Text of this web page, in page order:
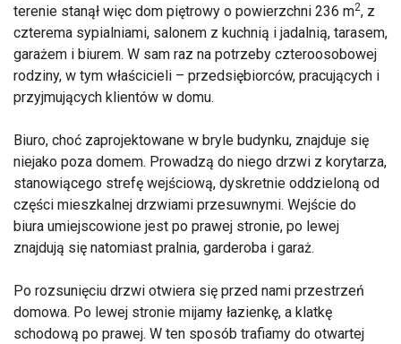
terenie stanął więc dom piętrowy o powierzchni 236 m2, z
czterema sypialniami, salonem z kuchnią i jadalnią, tarasem,
garażem i biurem. W sam raz na potrzeby czteroosobowej
rodziny, w tym właścicieli – przedsiębiorców, pracujących i
przyjmujących klientów w domu.
Biuro, choć zaprojektowane w bryle budynku, znajduje się
niejako poza domem. Prowadzą do niego drzwi z korytarza,
stanowiącego strefę wejściową, dyskretnie oddzieloną od
części mieszkalnej drzwiami przesuwnymi. Wejście do
biura umiejscowione jest po prawej stronie, po lewej
znajdują się natomiast pralnia, garderoba i garaż.
Po rozsunięciu drzwi otwiera się przed nami przestrzeń
domowa. Po lewej stronie mijamy łazienkę, a klatkę
schodową po prawej. W ten sposób trafiamy do otwartej